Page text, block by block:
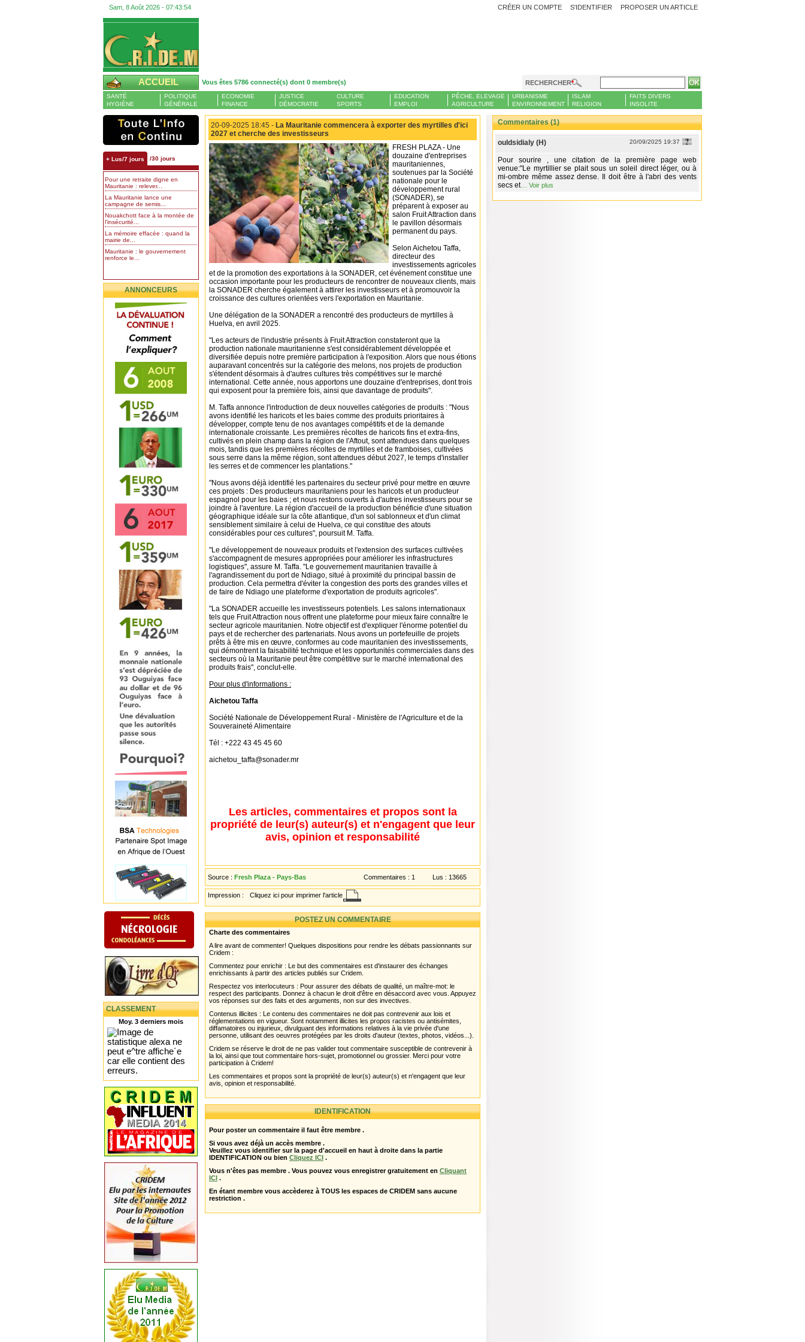
Sam, 8 Août 2026 - 07:43:55 PROPOSER UN ARTICLE
CRÉER UN COMPTE S'IDENTIFIER
ACCUEIL Vous êtes 5786 connecté(s) dont 0 membre(s) RECHERCHER
SANTÉ
HYGIÈNE
POLITIQUE
GÉNÉRALE
ECONOMIE
FINANCE
JUSTICE
DÉMOCRATIE
CULTURE
SPORTS
EDUCATION
EMPLOI
PÊCHE, ELEVAGE
AGRICULTURE
URBANISME
ENVIRONNEMENT
ISLAM
RELIGION
FAITS DIVERS
INSOLITE
+ Lus/7 jours /30 jours
Pour une retraite digne en
Mauritanie : relever...
La Mauritanie lance une
campagne de semis...
Nouakchott face à la montée de
l’insécurité...
La mémoire effacée : quand la
mairie de...
Mauritanie : le gouvernement
renforce le...
ANNONCEURS
CLASSEMENT
Moy. 3 derniers mois
20-09-2025 18:45 - La Mauritanie commencera à exporter des myrtilles d'ici
2027 et cherche des investisseurs
FRESH PLAZA - Une
douzaine d'entreprises
mauritaniennes,
soutenues par la Société
nationale pour le
développement rural
(SONADER), se
préparent à exposer au
salon Fruit Attraction dans
le pavillon désormais
permanent du pays.
Selon Aichetou Taffa,
directeur des
investissements agricoles
et de la promotion des exportations à la SONADER, cet événement constitue une
occasion importante pour les producteurs de rencontrer de nouveaux clients, mais
la SONADER cherche également à attirer les investisseurs et à promouvoir la
croissance des cultures orientées vers l'exportation en Mauritanie.
Une délégation de la SONADER a rencontré des producteurs de myrtilles à
Huelva, en avril 2025.
"Les acteurs de l'industrie présents à Fruit Attraction constateront que la
production nationale mauritanienne s'est considérablement développée et
diversifiée depuis notre première participation à l'exposition. Alors que nous étions
auparavant concentrés sur la catégorie des melons, nos projets de production
s'étendent désormais à d'autres cultures très compétitives sur le marché
international. Cette année, nous apportons une douzaine d'entreprises, dont trois
qui exposent pour la première fois, ainsi que davantage de produits".
M. Taffa annonce l'introduction de deux nouvelles catégories de produits : "Nous
avons identifié les haricots et les baies comme des produits prioritaires à
développer, compte tenu de nos avantages compétitifs et de la demande
internationale croissante. Les premières récoltes de haricots fins et extra-fins,
cultivés en plein champ dans la région de l'Aftout, sont attendues dans quelques
mois, tandis que les premières récoltes de myrtilles et de framboises, cultivées
sous serre dans la même région, sont attendues début 2027, le temps d'installer
les serres et de commencer les plantations."
"Nous avons déjà identifié les partenaires du secteur privé pour mettre en œuvre
ces projets : Des producteurs mauritaniens pour les haricots et un producteur
espagnol pour les baies ; et nous restons ouverts à d'autres investisseurs pour se
joindre à l'aventure. La région d'accueil de la production bénéficie d'une situation
géographique idéale sur la côte atlantique, d'un sol sablonneux et d'un climat
sensiblement similaire à celui de Huelva, ce qui constitue des atouts
considérables pour ces cultures", poursuit M. Taffa.
"Le développement de nouveaux produits et l'extension des surfaces cultivées
s'accompagnent de mesures appropriées pour améliorer les infrastructures
logistiques", assure M. Taffa. "Le gouvernement mauritanien travaille à
l'agrandissement du port de Ndiago, situé à proximité du principal bassin de
production. Cela permettra d'éviter la congestion des ports des grandes villes et
de faire de Ndiago une plateforme d'exportation de produits agricoles".
"La SONADER accueille les investisseurs potentiels. Les salons internationaux
tels que Fruit Attraction nous offrent une plateforme pour mieux faire connaître le
secteur agricole mauritanien. Notre objectif est d'expliquer l'énorme potentiel du
pays et de rechercher des partenariats. Nous avons un portefeuille de projets
prêts à être mis en œuvre, conformes au code mauritanien des investissements,
qui démontrent la faisabilité technique et les opportunités commerciales dans des
secteurs où la Mauritanie peut être compétitive sur le marché international des
produits frais", conclut-elle.
Pour plus d'informations :
Aichetou Taffa
Société Nationale de Développement Rural - Ministère de l'Agriculture et de la
Souveraineté Alimentaire
Tél : +222 43 45 45 60
aichetou_taffa@sonader.mr
Les articles, commentaires et propos sont la
propriété de leur(s) auteur(s) et n'engagent que leur
avis, opinion et responsabilité
Source : Fresh Plaza - Pays-Bas Commentaires : 1 Lus : 13665
Impression : Cliquez ici pour imprimer l'article
POSTEZ UN COMMENTAIRE
Charte des commentaires
A lire avant de commenter! Quelques dispositions pour rendre les débats passionnants sur
Cridem :
Commentez pour enrichir : Le but des commentaires est d'instaurer des échanges
enrichissants à partir des articles publiés sur Cridem.
Respectez vos interlocuteurs : Pour assurer des débats de qualité, un maître-mot: le
respect des participants. Donnez à chacun le droit d'être en désaccord avec vous. Appuyez
vos réponses sur des faits et des arguments, non sur des invectives.
Contenus illicites : Le contenu des commentaires ne doit pas contrevenir aux lois et
réglementations en vigueur. Sont notamment illicites les propos racistes ou antisémites,
diffamatoires ou injurieux, divulguant des informations relatives à la vie privée d'une
personne, utilisant des oeuvres protégées par les droits d'auteur (textes, photos, vidéos...).
Cridem se réserve le droit de ne pas valider tout commentaire susceptible de contrevenir à
la loi, ainsi que tout commentaire hors-sujet, promotionnel ou grossier. Merci pour votre
participation à Cridem!
Les commentaires et propos sont la propriété de leur(s) auteur(s) et n'engagent que leur
avis, opinion et responsabilité.
IDENTIFICATION
Pour poster un commentaire il faut être membre .
Si vous avez déjà un accès membre .
Veuillez vous identifier sur la page d'accueil en haut à droite dans la partie
IDENTIFICATION ou bien Cliquez ICI .
Vous n'êtes pas membre . Vous pouvez vous enregistrer gratuitement en Cliquant
ICI .
En étant membre vous accèderez à TOUS les espaces de CRIDEM sans aucune
restriction .
Commentaires (1)
ouldsidialy (H) 20/09/2025 19:37
Pour sourire , une citation de la première page web
venue:"Le myrtillier se plait sous un soleil direct léger, ou à
mi-ombre même assez dense. Il doit être à l'abri des vents
secs et… Voir plus